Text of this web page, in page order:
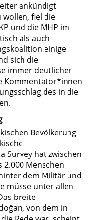
ankündigt
wollen, fiel die
und die MHP im
als auch
einige
sich die
immer deutlicher
Kommentator*innen
des in die
Bevölkerung
Survey hat zwischen
2.000 Menschen
dem Militär und
müsse unter allen
breite
von dem in